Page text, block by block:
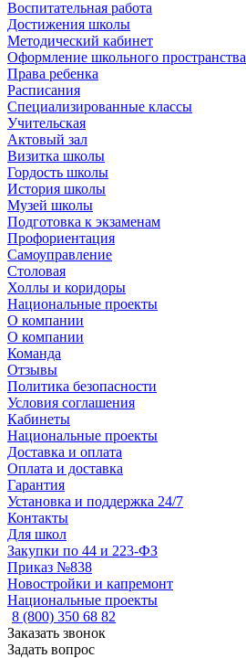
Воспитательная работа
Достижения школы
Методический кабинет
Оформление школьного пространства
Права ребенка
Расписания
Специализированные классы
Учительская
Актовый зал
Визитка школы
Гордость школы
История школы
Музей школы
Подготовка к экзаменам
Профориентация
Самоуправление
Столовая
Холлы и коридоры
Национальные проекты
О компании
О компании
Команда
Отзывы
Политика безопасности
Условия соглашения
Кабинеты
Национальные проекты
Доставка и оплата
Оплата и доставка
Гарантия
Установка и поддержка 24/7
Контакты
Для школ
Закупки по 44 и 223-ФЗ
Приказ №838
Новостройки и капремонт
Национальные проекты
8 (800) 350 68 82
Заказать звонок
Задать вопрос